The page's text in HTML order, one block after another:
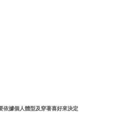
依據個人體型及穿著喜好來決定